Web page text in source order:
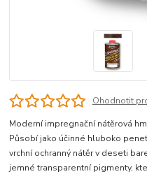
Ohodnotit
Moderní impregnační nátěrová
Působí jako účinné hluboko
vrchní ochranný nátěr v deseti
jemné transparentní pigmenty,